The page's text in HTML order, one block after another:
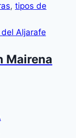
, tipos de
Mairena